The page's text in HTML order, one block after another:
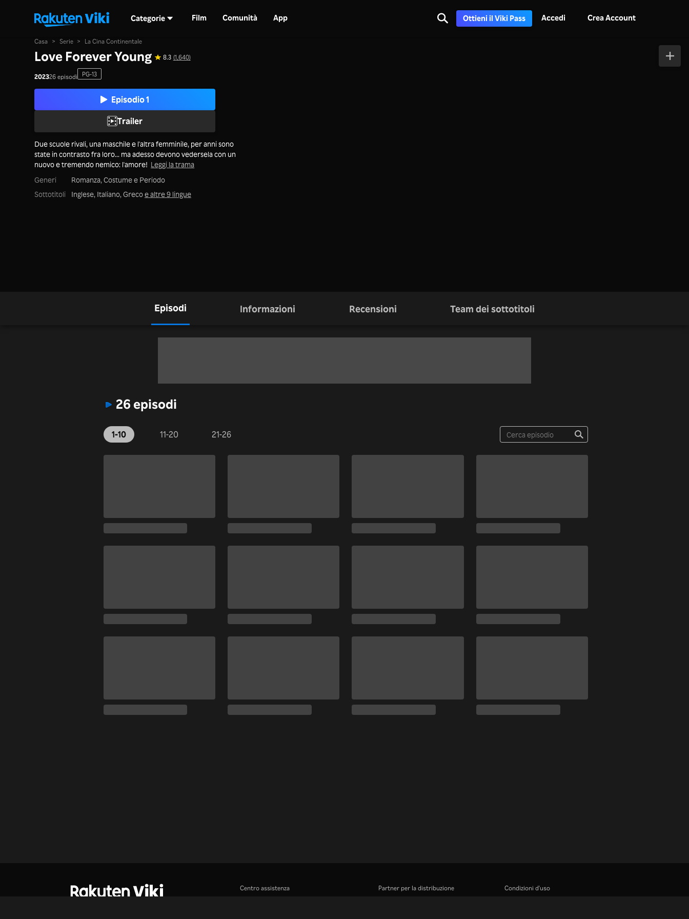
Categorie Film Comunità App Ottieni il Viki Pass Accedi Crea Account
Casa > Serie > La Cina Continentale
Love Forever Young 8.3 (1,640)
202326 episodi PG-13
Episodio 1
Trailer
Due scuole rivali, una maschile e l'altra femminile, per anni sono
state in contrasto fra loro... ma adesso devono vedersela con un
nuovo e tremendo nemico: l'amore! Leggi la trama
Generi
Romanza, Costume e Periodo
Sottotitoli
Inglese, Italiano, Grecoe altre 9 lingue
Episodi Informazioni Recensioni Team dei sottotitoli
26 episodi
1-10 11-20 21-26
Centro assistenza
Partner per la distribuzione
Condizioni d'uso